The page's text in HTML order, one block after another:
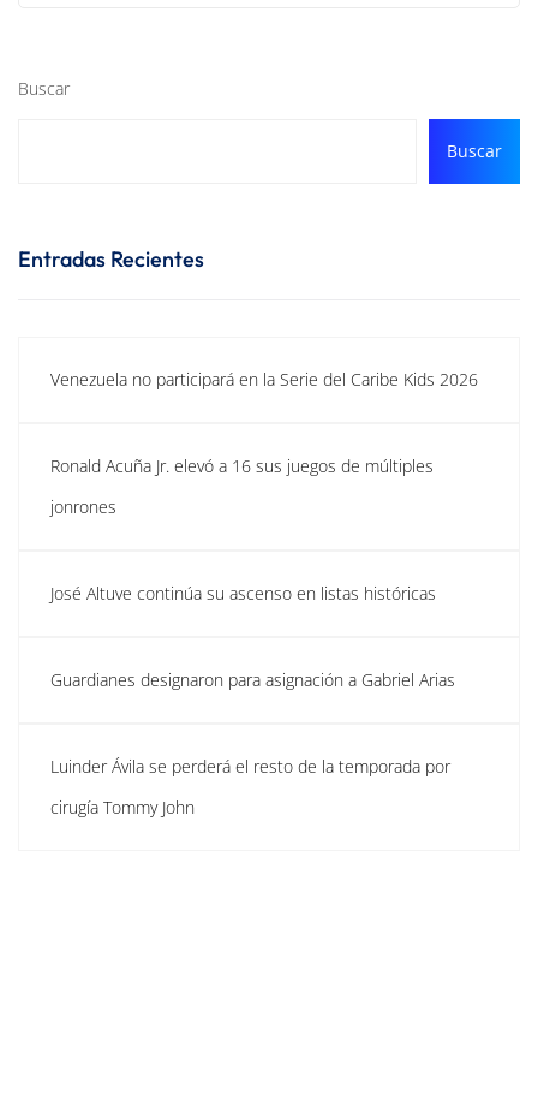
Buscar
Buscar
Entradas Recientes
Venezuela no participará en la Serie del Caribe Kids 2026
Ronald Acuña Jr. elevó a 16 sus juegos de múltiples
jonrones
José Altuve continúa su ascenso en listas históricas
Guardianes designaron para asignación a Gabriel Arias
Luinder Ávila se perderá el resto de la temporada por
cirugía Tommy John